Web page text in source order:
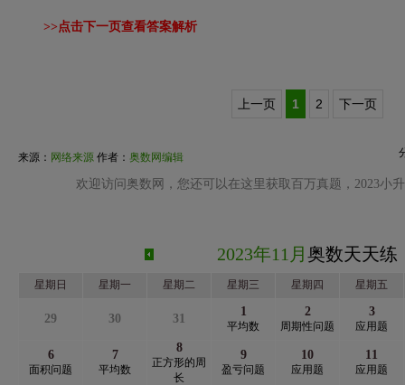
>>点击下一页查看答案解析
上一页 1 2 下一页
来源： 网络来源 作者： 奥数网编辑
欢迎访问奥数网，您还可以在这里获取百万真题，2023小
2023年11月 奥数天天练
星期日 星期一 星期二 星期三 星期四 星期五
29 30 31
1
平均数
2
周期性问题
3
应用题
6
面积问题
7
平均数
8
正方形的周
长
9
盈亏问题
10
应用题
11
应用题